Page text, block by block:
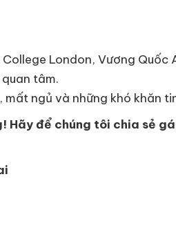
London, Vương Quốc
tâm.
ngủ và những khó khăn
để chúng tôi chia sẻ